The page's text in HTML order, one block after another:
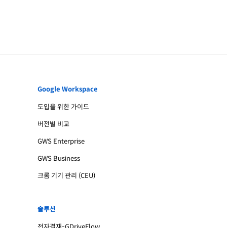
Google Workspace
도입을 위한 가이드
버전별 비교
GWS Enterprise
GWS Business
크롬 기기 관리 (CEU)
솔루션